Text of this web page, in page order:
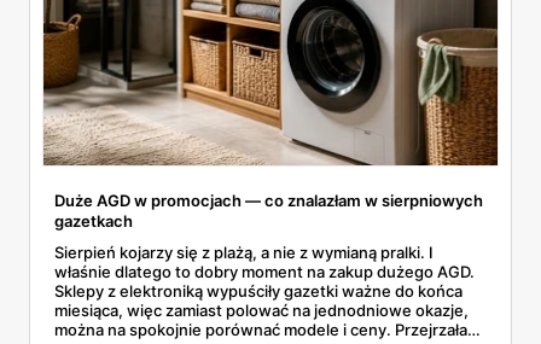
Duże AGD w promocjach — co znalazłam w sierpniowych
gazetkach
Sierpień kojarzy się z plażą, a nie z wymianą pralki. I
właśnie dlatego to dobry moment na zakup dużego AGD.
Sklepy z elektroniką wypuściły gazetki ważne do końca
miesiąca, więc zamiast polować na jednodniowe okazje,
można na spokojnie porównać modele i ceny. Przejrzałam